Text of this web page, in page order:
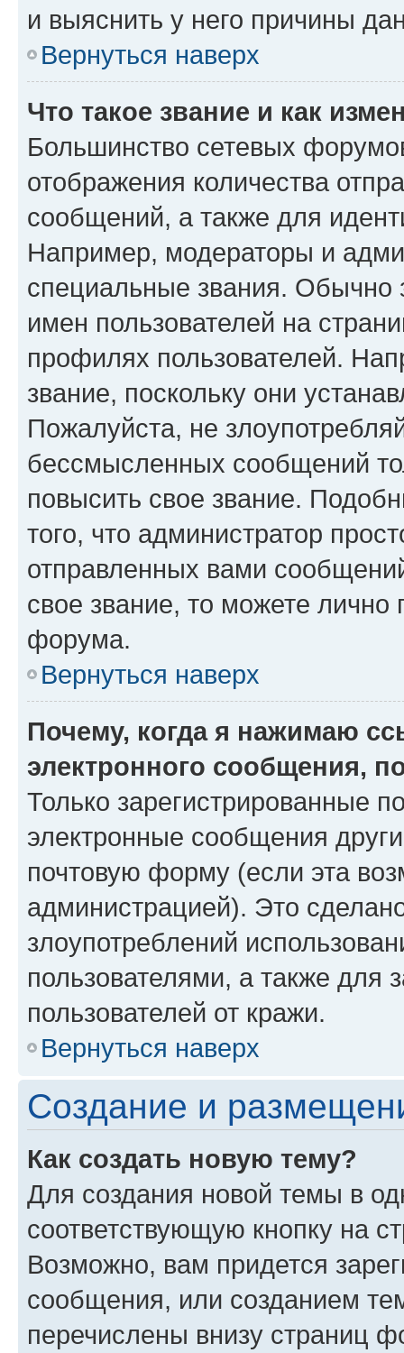
и выяснить у него причины
Вернуться наверх
Что такое звание и как
Большинство сетевых
отображения количества
сообщений, а также для
Например, модераторы и
специальные звания. Обычно
имен пользователей на
профилях пользователей.
звание, поскольку они
Пожалуйста, не
бессмысленных сообщений
повысить свое звание.
того, что администратор
отправленных вами
свое звание, то можете лично
форума.
Вернуться наверх
Почему, когда я нажимаю
электронного сообщения,
Только зарегистрированные
электронные сообщения
почтовую форму (если эта
администрацией). Это
злоупотреблений
пользователями, а также для
пользователей от кражи.
Вернуться наверх
Создание и
Как создать новую тему?
Для создания новой темы в
соответствующую кнопку на
Возможно, вам придется
сообщения, или созданием
перечислены внизу страниц